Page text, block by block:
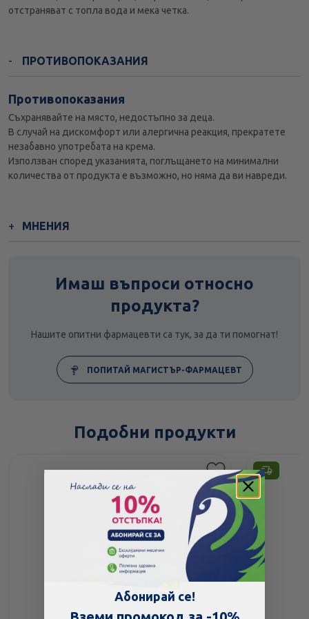
отстраняват с топла вода и мека четка.
ПРОТИВОПОКАЗАНИЯ
Противопоказания
Съхранявайте на място, недостъпно за деца.
В случай на дискомфорт или алергична реакция, прекратете
незабавно употребата на крема.
Използван според указанията, поглъщането на минимални
количества от продукта е възможно, но няма да ви навреди.
МНЕНИЯ
Имаш въпроси относно
продукта?
Нашите опитни фармацевти са тук, за да ти помогнат!
ПОПИТАЙ МАГИСТЪР-ФАРМАЦЕВТ
Подобни продукти
Абонирай се!